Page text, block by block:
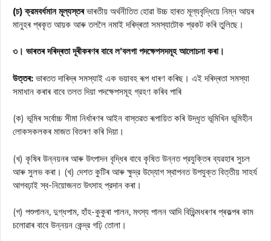
(চ) ক্রমবর্ধমান মূল্যস্তৰভাৰতীয় অর্থনীতিত হোৱা উচ্চ হাৰত মূল্যবৃদ্ধিয়ে নিম্ন আয়ৰ
মানুহৰ প্ৰকৃত আয়ক আৰু তললৈ নমাই দৰিদ্ৰতা সমস্যাটোক প্রকট কৰি তুলিছে।
৩। ভাৰতৰ দৰিদ্ৰতা দূৰীকৰণৰ বাবে ল’বলগা পদক্ষেপসদমূহ আলোচনা কৰা।
উত্তৰ: ভাৰতত দাৰিদ্ৰ সমস্যাই এক ভয়াবহ ৰূপ ধাৰণ কৰিছ। এই দৰিদ্ৰতা সমস্যা
সমাধান কৰাৰ বাবে তলত দিয়া পদক্ষেপসমূহ গ্রহণ কৰিব পাৰি
(ক) ভূমিৰ সৰ্বোচ্চ সীমা নির্ধাৰণৰ আইন বাস্তৱত ৰূপায়িত কৰি উদ্ধৃত ভূমিখিন ভূমিহীন
লোকসকলকৰ মাজত বিতৰণ কৰি দিয়া।
(খ) কৃষিৰ উন্নয়নৰ আৰু উৎপাদন বৃদ্ধিৰ বাবে কৃষিত উন্নত প্রযুক্তিৰ ব্যৱহাৰ সুচল
আৰু সুলভ কৰা। (খ) দেশত কুটিৰ আৰু ক্ষুদ্র উদ্যোগ স্থাপনত উপযুক্ত বিত্তীয় সাহর্য
আগবঢ়াই স্ব-নিয়োজনত উৎসাহ প্রদান কৰা।
(গ) পশুপালন, দুগ্ধপাম, হাঁহ-কুকুৰা পালন, মৎস্য পালন আদি বিভিন্ন্মধৰণৰ প্ৰকল্পৰ কাম
চলোৱাৰ বাবে উন্নয়ন কেন্দ্র গঢ়ি তোলা।